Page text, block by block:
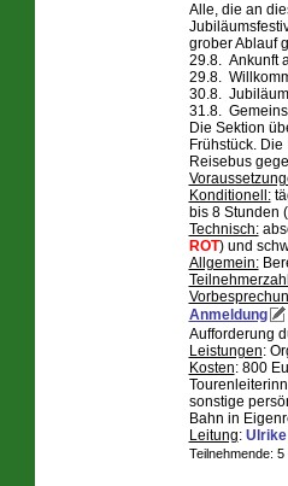
Alle, die an
grober Ablauf
29.8. Ankunft
29.8.
30.8.
31.8.
Die Sektion
Frühstück.
Reisebus
Konditionell:
bis 8 Stunden
Technisch:
ROT) und
Allgemein:
Anmeldung
Aufforderung
Leistungen:
Kosten: 800
sonstige
Bahn in
Leitung:
Teilnehmende: